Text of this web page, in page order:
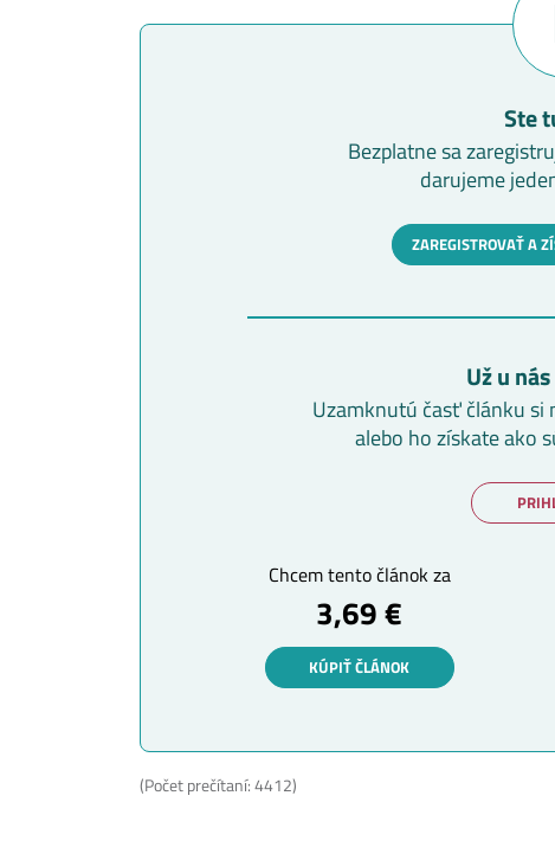
Ste
Bezplatne sa
darujeme
ZAREGISTROVAŤ A
Už u
Uzamknutú časť článku si
alebo ho získate ako
Chcem tento článok za
3,69 €
KÚPIŤ ČLÁNOK
(Počet prečítaní: 4412)